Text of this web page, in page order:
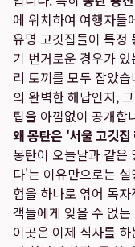
에 위치하여 여행자들
유명 고깃집들이 특정
기 번거로운 경우가
리 토끼를 모두 잡았
의 완벽한 해답인지,
팁을 아낌없이 공개합
왜 몽탄은 '서울 고깃
몽탄이 오늘날과 같은
다'는 이유만으로는
험을 하나로 엮어 독
객들에게 잊을 수 없
이곳은 이제 식사를